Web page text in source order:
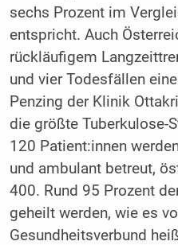
sechs Prozent im
entspricht. Auch
rückläufigem
und vier Todesfällen
Penzing der Klinik
die größte Tuberkulose-
120 Patient:innen
und ambulant betreut,
400. Rund 95 Prozent
geheilt werden, wie es
Gesundheitsverbund